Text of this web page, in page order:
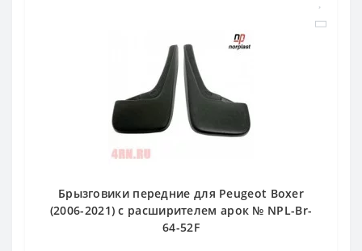
Брызговики передние для Peugeot Boxer
(2006-2021) с расширителем арок № NPL-Br-
64-52F